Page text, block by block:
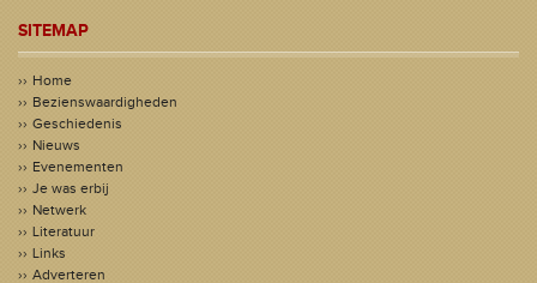
SITEMAP
Home
Bezienswaardigheden
Geschiedenis
Nieuws
Evenementen
Je was erbij
Netwerk
Literatuur
Links
Adverteren